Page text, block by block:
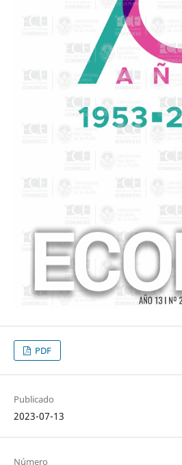
PDF
Publicado
2023-07-13
Número